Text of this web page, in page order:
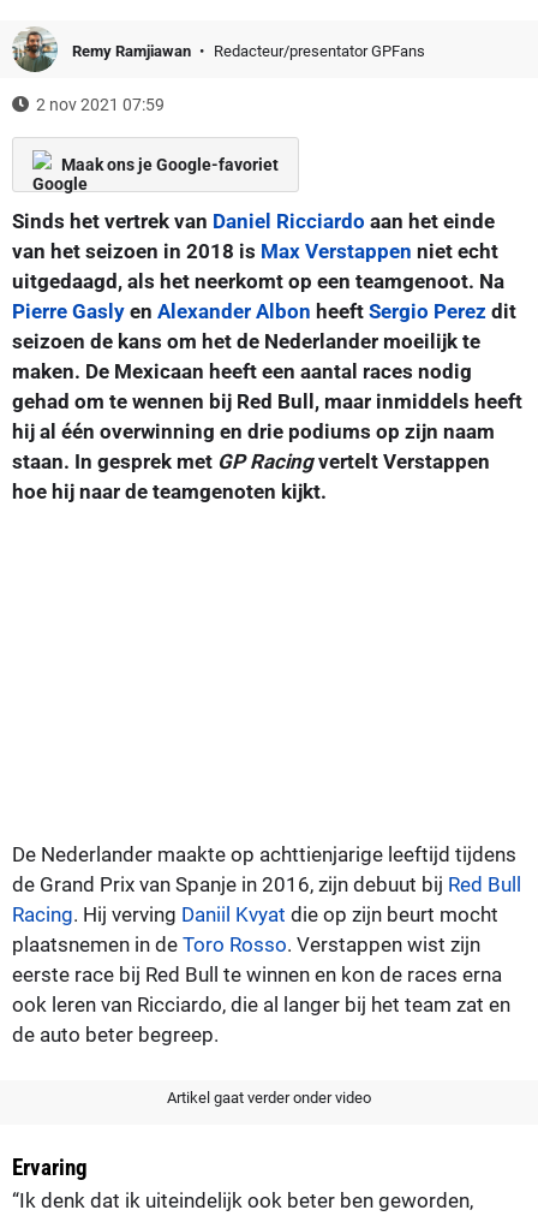
Remy Ramjiawan Redacteur/presentator GPFans
2 nov 2021 07:59
Maak ons je Google-favoriet
Sinds het vertrek van Daniel Ricciardo aan het einde
van het seizoen in 2018 is Max Verstappen niet echt
uitgedaagd, als het neerkomt op een teamgenoot. Na
Pierre Gasly en Alexander Albon heeft Sergio Perez dit
seizoen de kans om het de Nederlander moeilijk te
maken. De Mexicaan heeft een aantal races nodig
gehad om te wennen bij Red Bull, maar inmiddels heeft
hij al één overwinning en drie podiums op zijn naam
staan. In gesprek met GP Racingvertelt Verstappen
hoe hij naar de teamgenoten kijkt.
De Nederlander maakte op achttienjarige leeftijd tijdens
de Grand Prix van Spanje in 2016, zijn debuut bij Red Bull
Racing. Hij verving Daniil Kvyat die op zijn beurt mocht
plaatsnemen in de Toro Rosso. Verstappen wist zijn
eerste race bij Red Bull te winnen en kon de races erna
ook leren van Ricciardo, die al langer bij het team zat en
de auto beter begreep.
Artikel gaat verder onder video
Ervaring
“Ik denk dat ik uiteindelijk ook beter ben geworden,